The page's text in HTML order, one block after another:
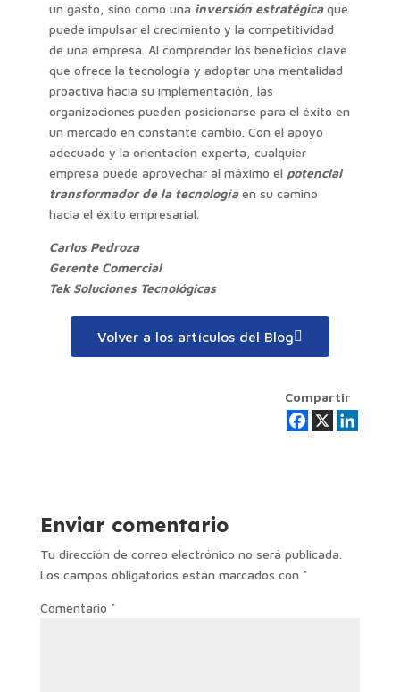
un gasto, sino como una inversión estratégicaque
puede impulsar el crecimiento y la competitividad
de una empresa. Al comprender los beneficios clave
que ofrece la tecnología y adoptar una mentalidad
proactiva hacia su implementación, las
organizaciones pueden posicionarse para el éxito en
un mercado en constante cambio. Con el apoyo
adecuado y la orientación experta, cualquier
empresa puede aprovechar al máximo el potencial
transformador de la tecnologíaen su camino
hacia el éxito empresarial.
Carlos Pedroza
Gerente Comercial
Tek Soluciones Tecnológicas
Volver a los artículos del Blog
Compartir
Enviar comentario
Tu dirección de correo electrónico no será publicada.
Los campos obligatorios están marcados con *
Comentario *